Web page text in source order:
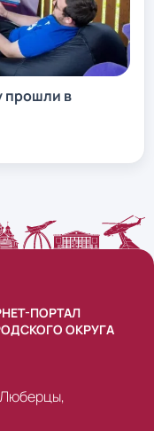
прошли в
ПОРТАЛ
ОКРУГА
Люберцы,